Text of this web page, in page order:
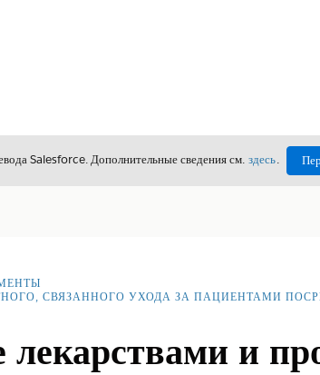
Salesforce. Дополнительные сведения см. здесь.
СВЯЗАННОГО УХОДА ЗА ПАЦИЕНТАМИ
и